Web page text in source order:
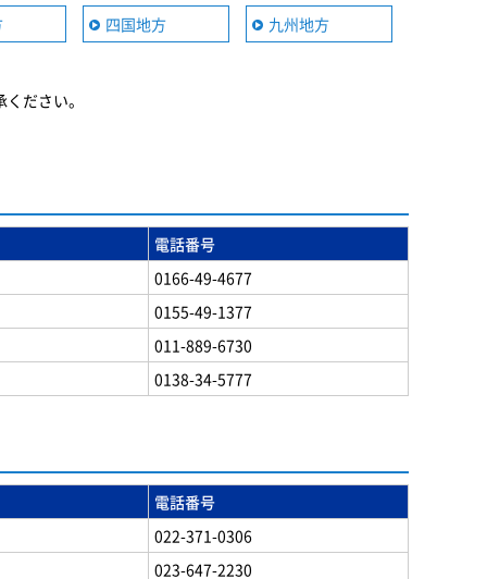
四国地方 九州地方
ださい。
電話番号
0166-49-4677
0155-49-1377
011-889-6730
0138-34-5777
電話番号
022-371-0306
023-647-2230